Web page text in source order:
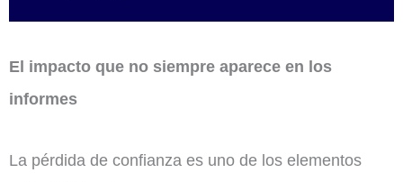
El impacto que no siempre aparece en los
informes
La pérdida de confianza es uno de los elementos